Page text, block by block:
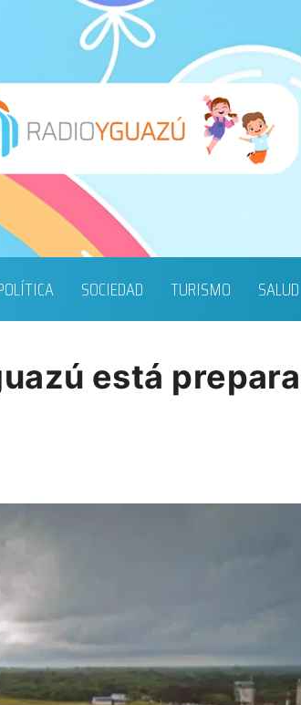
SOCIEDAD TURISMO SALUD
está